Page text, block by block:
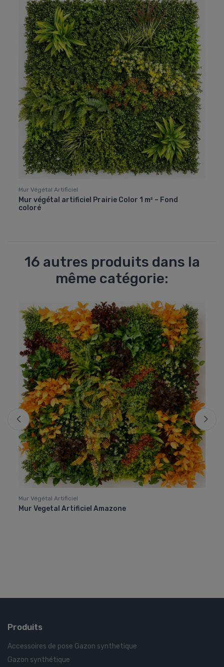
Mur Végétal Artificiel
Mur végétal artificiel Prairie Color 1 m² – Fond
coloré
16 autres produits dans la
même catégorie:
Mur Végétal Artificiel
Mur Vegetal Artificiel Amazone
Produits
Accessoires de pose Gazon synthetique
Gazon synthétique